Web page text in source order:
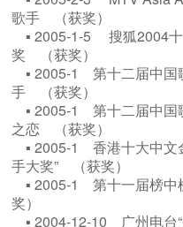
歌手 （获奖）
▪ 2005-1-5 搜狐2004十
奖 （获奖）
▪ 2005-1 第十二届中国
手 （获奖）
▪ 2005-1 第十二届中国
之恋 （获奖）
▪ 2005-1 香港十大中文
手大奖” （获奖）
▪ 2005-1 第十一届榜中
奖）
▪ 2004-12-10 广州电台“